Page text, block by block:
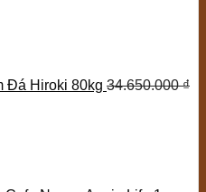
Đá Hiroki 80kg 34.650.000₫